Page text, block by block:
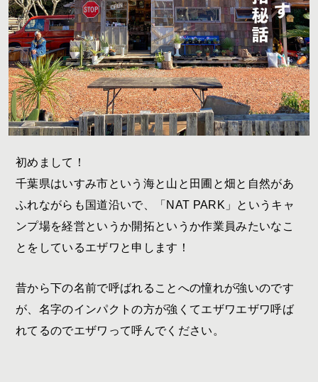
初めまして！
千葉県はいすみ市という海と山と田圃と畑と自然があ
ふれながらも国道沿いで、「 NAT PARK 」というキャ
ンプ場を経営というか開拓というか作業員みたいなこ
とをしているエザワと申します！
昔から下の名前で呼ばれることへの憧れが強いのです
が、名字のインパクトの方が強くてエザワエザワ呼ば
れてるのでエザワって呼んでください。